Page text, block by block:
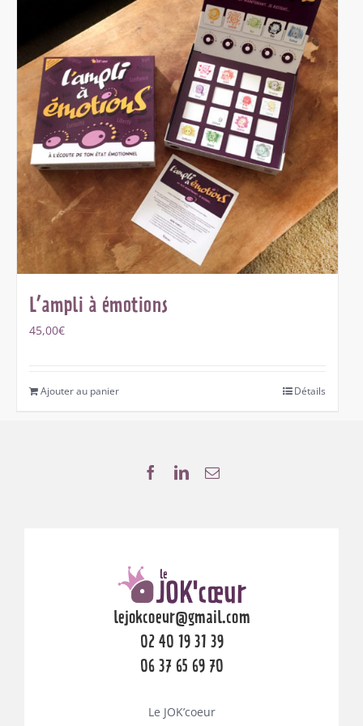
L’ampli à émotions
45,00€
Ajouter au panier Détails
lejokcoeur@gmail.com
02 40 19 31 39
06 37 65 69 70
Le JOK’coeur